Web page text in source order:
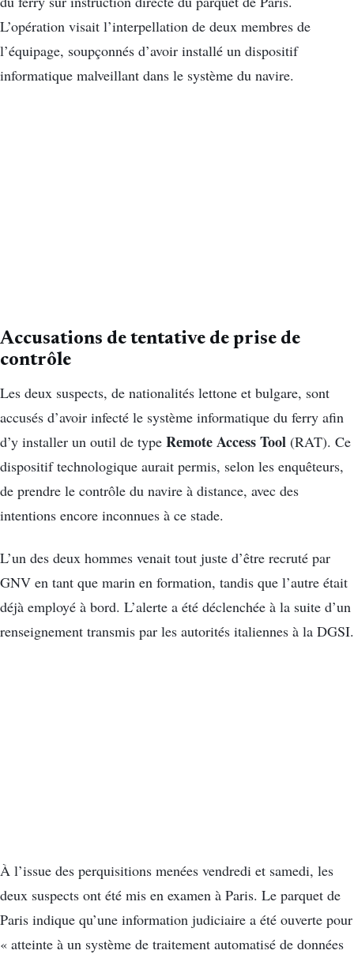
L’opération visait l’interpellation de deux membres de
l’équipage, soupçonnés d’avoir installé un dispositif
informatique malveillant dans le système du navire.
Accusations de tentative de prise de
contrôle
Les deux suspects, de nationalités lettone et bulgare, sont
accusés d’avoir infecté le système informatique du ferry afin
d’y installer un outil de type Remote Access Tool (RAT). Ce
dispositif technologique aurait permis, selon les enquêteurs,
de prendre le contrôle du navire à distance, avec des
intentions encore inconnues à ce stade.
L’un des deux hommes venait tout juste d’être recruté par
GNV en tant que marin en formation, tandis que l’autre était
déjà employé à bord. L’alerte a été déclenchée à la suite d’un
renseignement transmis par les autorités italiennes à la DGSI.
À l’issue des perquisitions menées vendredi et samedi, les
deux suspects ont été mis en examen à Paris. Le parquet de
Paris indique qu’une information judiciaire a été ouverte pour
« atteinte à un système de traitement automatisé de données